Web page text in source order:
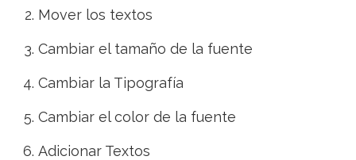
Mover los textos
Cambiar el tamaño de la fuente
Cambiar la Tipografía
Cambiar el color de la fuente
Adicionar Textos